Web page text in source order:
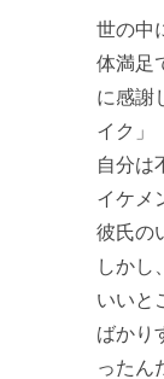
世の中
体満足
に感謝
イク」
自分は
イケメ
彼氏の
しかし
いいと
ばかり
ったん